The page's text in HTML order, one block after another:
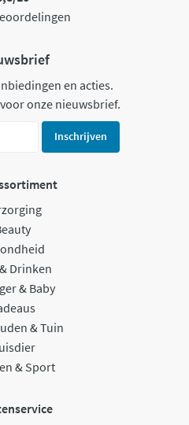
en acties.
onze nieuwsbrief.
Inschrijven
Drinken
& Baby
& Tuin
& Sport